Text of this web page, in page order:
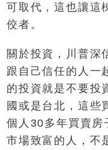
可取代，這也讓這
佼者。
關於投資，川普深
跟自己信任的人一
的投資就是不要投
國或是台北，這些
個人30多年買賣房
市場致富的人，不